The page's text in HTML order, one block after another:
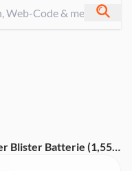
Blister Batterie (1,55